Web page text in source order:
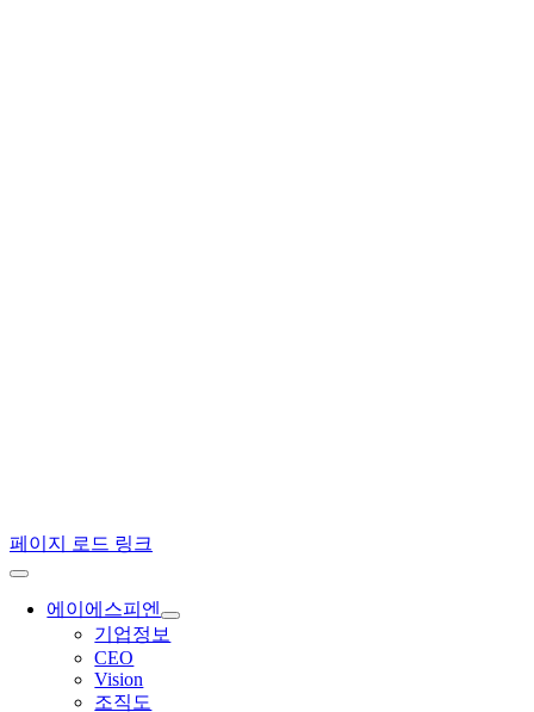
페이지 로드 링크
에이에스피엔
기업정보
CEO
Vision
조직도